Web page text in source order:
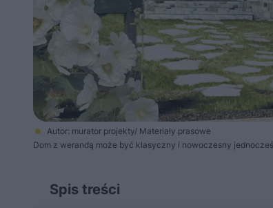
Autor: murator projekty/ Materiały prasowe
Dom z werandą może być klasyczny i nowoczesny
Spis treści